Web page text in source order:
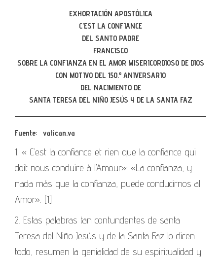
EXHORTACIÓN APOSTÓLICA
C’EST LA CONFIANCE
DEL SANTO PADRE
FRANCISCO
SOBRE LA CONFIANZA EN EL AMOR MISERICORDIOSO DE DIOS
CON MOTIVO DEL 150.º ANIVERSARIO
DEL NACIMIENTO DE
SANTA TERESA DEL NIÑO JESÚS Y DE LA SANTA FAZ
Fuente: vatican.va
1. « C’est la confiance et rien que la confiance qui
doit nous conduire à l’Amour»: «La confianza, y
nada más que la confianza, puede conducirnos al
Amor». [1]
2. Estas palabras tan contundentes de santa
Teresa del Niño Jesús y de la Santa Faz lo dicen
todo, resumen la genialidad de su espiritualidad y